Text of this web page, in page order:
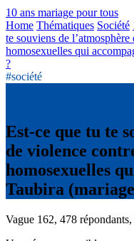
10 ans mariage pour tous
Home Thématiques Société
te souviens de
homosexuelles qui
?
#société
Est-ce que tu te
de violence
homosexuelles
Taubira
Vague 162, 478